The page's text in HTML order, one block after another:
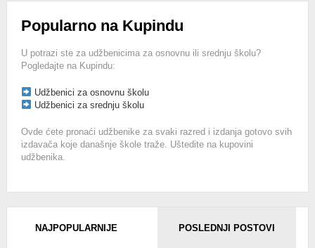
Popularno na Kupindu
U potrazi ste za udžbenicima za osnovnu ili srednju školu?
Pogledajte na Kupindu:
Udžbenici za osnovnu školu
Udžbenici za srednju školu
Ovde ćete pronaći udžbenike za svaki razred i izdanja gotovo svih
izdavača koje današnje škole traže. Uštedite na kupovini
udžbenika.
NAJPOPULARNIJE POSLEDNJI POSTOVI